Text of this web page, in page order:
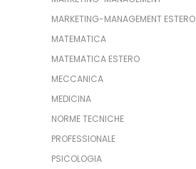
MARKETING-MANAGEMENT ESTERO
MATEMATICA
MATEMATICA ESTERO
MECCANICA
MEDICINA
NORME TECNICHE
PROFESSIONALE
PSICOLOGIA